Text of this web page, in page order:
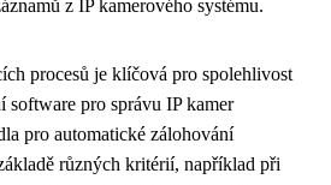
z IP kamerového systému.
procesů je klíčová pro spolehlivost
software pro správu IP kamer
pro automatické zálohování
různých kritérií, například při